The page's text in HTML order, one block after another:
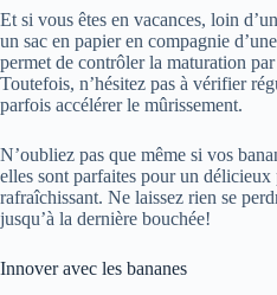
Et si vous êtes en vacances, loin
un sac en papier en compagnie
permet de contrôler la maturation
Toutefois, n’hésitez pas à vérifier
parfois accélérer le mûrissement.
N’oubliez pas que même si vos
elles sont parfaites pour un
rafraîchissant. Ne laissez rien se
jusqu’à la dernière bouchée!
Innover avec les bananes